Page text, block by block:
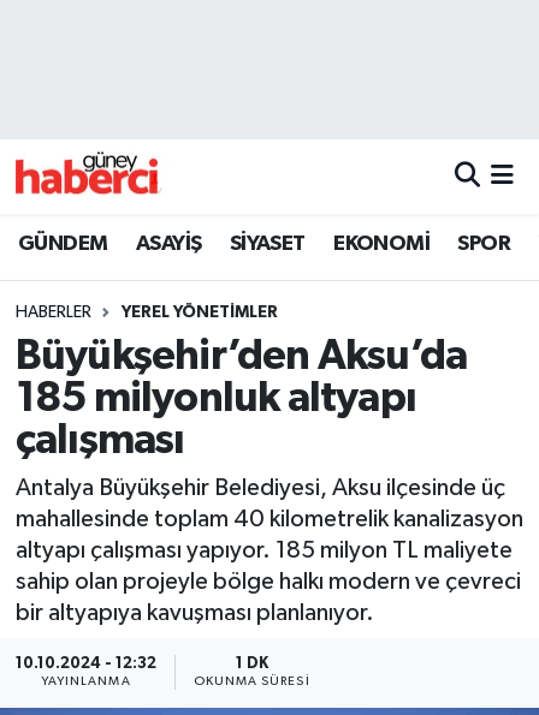
GÜNDEM ASAYİŞ SİYASET EKONOMİ SPOR
HABERLER YEREL YÖNETİMLER
Büyükşehir’den Aksu’da
185 milyonluk altyapı
çalışması
Antalya Büyükşehir Belediyesi, Aksu ilçesinde üç
mahallesinde toplam 40 kilometrelik kanalizasyon
altyapı çalışması yapıyor. 185 milyon TL maliyete
sahip olan projeyle bölge halkı modern ve çevreci
bir altyapıya kavuşması planlanıyor.
10.10.2024 - 12:32
YAYINLANMA
1 DK
OKUNMA SÜRESI
Beyoğlu Trafik Yoğunluk Haritası
Son Dakika Haberleri
Haber Arşivi